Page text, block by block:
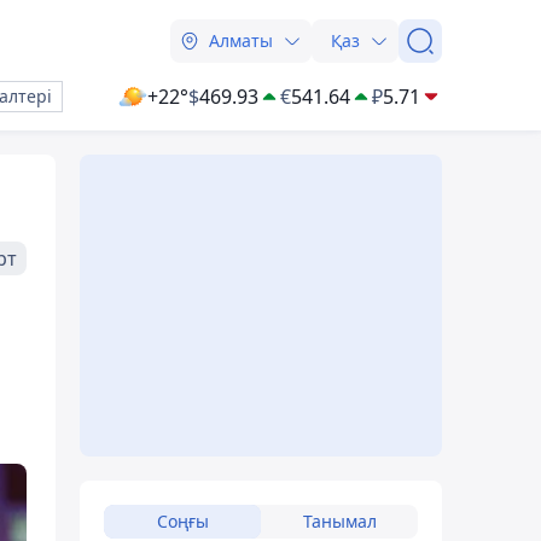
Алматы Қаз
+22°$469.93 €541.64 ₽5.71
Соңғы Танымал